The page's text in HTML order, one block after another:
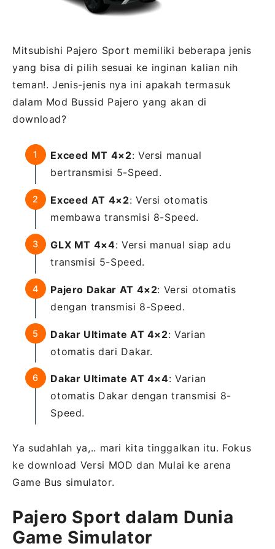
Mitsubishi Pajero Sport memiliki beberapa jenis
yang bisa di pilih sesuai ke inginan kalian nih
teman!. Jenis-jenis nya ini apakah termasuk
dalam Mod Bussid Pajero yang akan di
download?
Exceed MT 4×2: Versi manual
bertransmisi 5-Speed.
Exceed AT 4×2: Versi otomatis
membawa transmisi 8-Speed.
GLX MT 4×4: Versi manual siap adu
transmisi 5-Speed.
Pajero Dakar AT 4×2: Versi otomatis
dengan transmisi 8-Speed.
Dakar Ultimate AT 4×2: Varian
otomatis dari Dakar.
Dakar Ultimate AT 4×4: Varian
otomatis Dakar dengan transmisi 8-
Speed.
Ya sudahlah ya,.. mari kita tinggalkan itu. Fokus
ke download Versi MOD dan Mulai ke arena
Game Bus simulator.
Pajero Sport dalam Dunia
Game Simulator